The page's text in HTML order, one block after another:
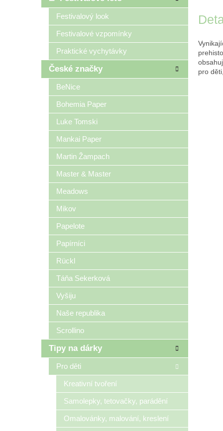
Festivalový look
Festivalové vzpomínky
Praktické vychytávky
České značky
BeNice
Bohemia Paper
Luke Tomski
Mankai Paper
Martin Žampach
Master & Master
Meadows
Mikov
Papelote
Papírníci
Rückl
Táňa Sekerková
Vyšiju
Naše republika
Scrollino
Tipy na dárky
Pro děti
Kreativní tvoření
Samolepky, tetovačky, parádění
Omalovánky, malování, kreslení
pro